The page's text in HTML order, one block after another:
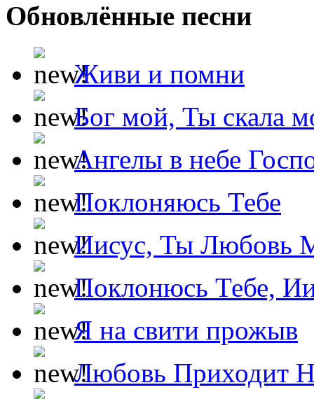
Обновлённые песни
Живи и помни
Бог мой, Ты скала
Ангелы в небе
Поклоняюсь Тебе
Иисус, Ты Любовь
Поклонюсь Тебе,
Я на свити прожыв
Любовь Приходит